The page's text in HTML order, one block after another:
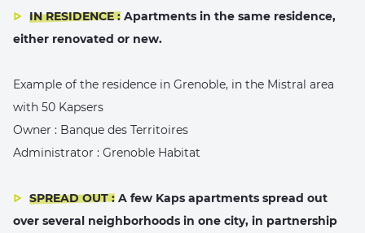
IN RESIDENCE : Apartments in the same residence,
either renovated or new.
Example of the residence in Grenoble, in the Mistral area
with 50 Kapsers
Owner : Banque des Territoires
Administrator : Grenoble Habitat
SPREAD OUT : A few Kaps apartments spread out
over several neighborhoods in one city, in partnership